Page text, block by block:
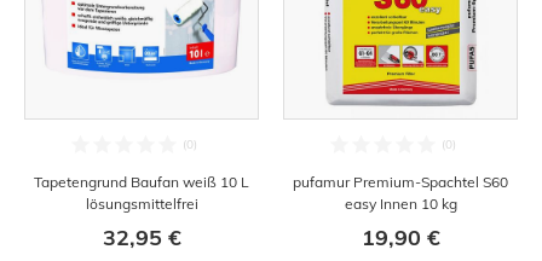
Tapetengrund Baufan weiß 10 L
lösungsmittelfrei
32,95 €
pufamur Premium-Spachtel S60
easy Innen 10 kg
19,90 €